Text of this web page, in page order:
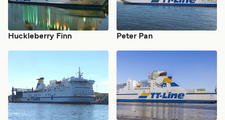
Huckleberry Finn Peter Pan